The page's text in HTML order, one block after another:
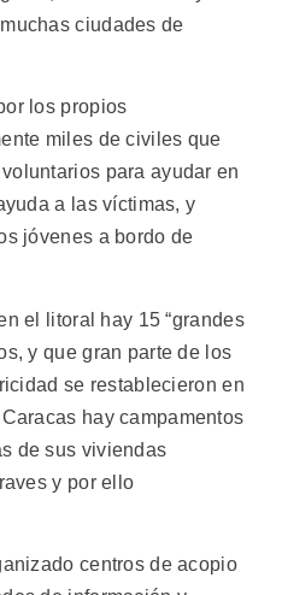
ciudades de
los propios
miles de civiles que
para ayudar en
a las víctimas, y
jóvenes a bordo de
el litoral hay 15 “grandes
y que gran parte de los
se restablecieron en
hay campamentos
de sus viviendas
y por ello
centros de acopio